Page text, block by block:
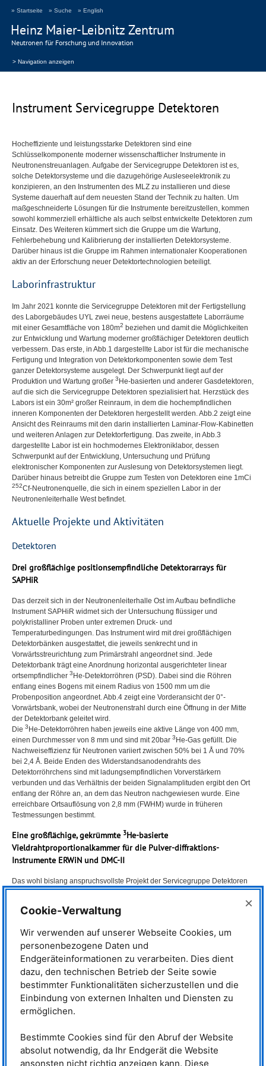
Heinz Maier-Leibnitz Zentrum
Neutronen für Forschung und Innovation
» Startseite » Suche » English
> Navigation anzeigen
Instrument Servicegruppe Detektoren
Hocheffiziente und leistungsstarke Detektoren sind eine
Schlüsselkomponente moderner wissenschaftlicher Instrumente in
Neutronenstreuanlagen. Aufgabe der Servicegruppe Detektoren ist es,
solche Detektorsysteme und die dazugehörige Ausleseelektronik zu
konzipieren, an den Instrumenten des MLZ zu installieren und diese
Systeme dauerhaft auf dem neuesten Stand der Technik zu halten. Um
maßgeschneiderte Lösungen für die Instrumente bereitzustellen, kommen
sowohl kommerziell erhältliche als auch selbst entwickelte Detektoren zum
Einsatz. Des Weiteren kümmert sich die Gruppe um die Wartung,
Fehlerbehebung und Kalibrierung der installierten Detektorsysteme.
Darüber hinaus ist die Gruppe im Rahmen internationaler Kooperationen
aktiv an der Erforschung neuer Detektortechnologien beteiligt.
Laborinfrastruktur
Im Jahr 2021 konnte die Servicegruppe Detektoren mit der Fertigstellung
des Laborgebäudes UYL zwei neue, bestens ausgestattete Laborräume
mit einer Gesamtfläche von 180m2 beziehen und damit die Möglichkeiten
zur Entwicklung und Wartung moderner großflächiger Detektoren deutlich
verbessern. Das erste, in Abb.1 dargestellte Labor ist für die mechanische
Fertigung und Integration von Detektorkomponenten sowie dem Test
ganzer Detektorsysteme ausgelegt. Der Schwerpunkt liegt auf der
Produktion und Wartung großer 3 He-basierten und anderer Gasdetektoren,
auf die sich die Servicegruppe Detektoren spezialisiert hat. Herzstück des
Labors ist ein 30m² großer Reinraum, in dem die hochempfindlichen
inneren Komponenten der Detektoren hergestellt werden. Abb.2 zeigt eine
Ansicht des Reinraums mit den darin installierten Laminar-Flow-Kabinetten
und weiteren Anlagen zur Detektorfertigung. Das zweite, in Abb.3
dargestellte Labor ist ein hochmodernes Elektroniklabor, dessen
Schwerpunkt auf der Entwicklung, Untersuchung und Prüfung
elektronischer Komponenten zur Auslesung von Detektorsystemen liegt.
Darüber hinaus betreibt die Gruppe zum Testen von Detektoren eine 1mCi
252Cf-Neutronenquelle, die sich in einem speziellen Labor in der
Neutronenleiterhalle West befindet.
Aktuelle Projekte und Aktivitäten
Detektoren
Drei großflächige positionsempfindliche Detektorarrays für
SAPHiR
Das derzeit sich in der Neutronenleiterhalle Ost im Aufbau befindliche
Instrument SAPHiR widmet sich der Untersuchung flüssiger und
polykristalliner Proben unter extremen Druck- und
Temperaturbedingungen. Das Instrument wird mit drei großflächigen
Detektorbänken ausgestattet, die jeweils senkrecht und in
Vorwärtsstreurichtung zum Primärstrahl angeordnet sind. Jede
Detektorbank trägt eine Anordnung horizontal ausgerichteter linear
ortsempfindlicher 3 He-Detektorröhren (PSD). Dabei sind die Röhren
entlang eines Bogens mit einem Radius von 1500 mm um die
Probenposition angeordnet. Abb.4 zeigt eine Vorderansicht der 0°-
Vorwärtsbank, wobei der Neutronenstrahl durch eine Öffnung in der Mitte
der Detektorbank geleitet wird.
Die 3 He-Detektorröhren haben jeweils eine aktive Länge von 400 mm,
einen Durchmesser von 8 mm und sind mit 20bar 3 He-Gas gefüllt. Die
Nachweiseffizienz für Neutronen variiert zwischen 50% bei 1 Å und 70%
bei 2,4 Å. Beide Enden des Widerstandsanodendrahts des
Detektorröhrchens sind mit ladungsempfindlichen Vorverstärkern
verbunden und das Verhältnis der beiden Signalamplituden ergibt den Ort
entlang der Röhre an, an dem das Neutron nachgewiesen wurde. Eine
erreichbare Ortsauflösung von 2,8 mm (FWHM) wurde in früheren
Testmessungen bestimmt.
Eine großflächige, gekrümmte 3He-basierte
Vieldrahtproportionalkammer für die Pulver-diffraktions-
Instrumente ERWiN und DMC-II
Das wohl bislang anspruchsvollste Projekt der Servicegruppe Detektoren
war die Entwicklung und Produktion von zwei gekrümmten, großflächigen
Vieldrahtproportionalkammern (MWPC
deren Design auf einem in den Brookhaven National Laboratories (BNL
entwickelten Konzept basiert, wurden für das neue Pulverdiffraktometer
ERWiN amMLZund die Modernisierung des bestehenden
Pulverdiffraktometers
DMC am PSI
entwickelt.
Jeder Detektor mit einer Krümmung von 800 mm bietet eine horizontale
Akzeptanz von 130° und eine vertikale Akzeptanz von 14° mit einer
Winkelauflösung ( FWHM) von 0,115° in beiden Dimensionen. Er besteht
aus neun einzelnen gebogenen
75%. Jedes Segment besteht aus einer gekrümmten Leiterplatte mit 128
horizontalen Kathodenstreifen und 128 vertikal gespannten Anoden- und
Kathodendrähten mit jeweils 1,6 mm Streifen-/Drahtabstand. Insgesamt
Cookie-Verwaltung ×
Wir verwenden auf unserer Webseite Cookies, um
personenbezogene Daten und
Endgeräteinformationen zu verarbeiten. Dies dient
dazu, den technischen Betrieb der Seite sowie
bestimmter Funktionalitäten sicherzustellen und die
Einbindung von externen Inhalten und Diensten zu
ermöglichen.
Bestimmte Cookies sind für den Abruf der Website
absolut notwendig, da Ihr Endgerät die Website
ansonsten nicht richtig anzeigen kann. Diese